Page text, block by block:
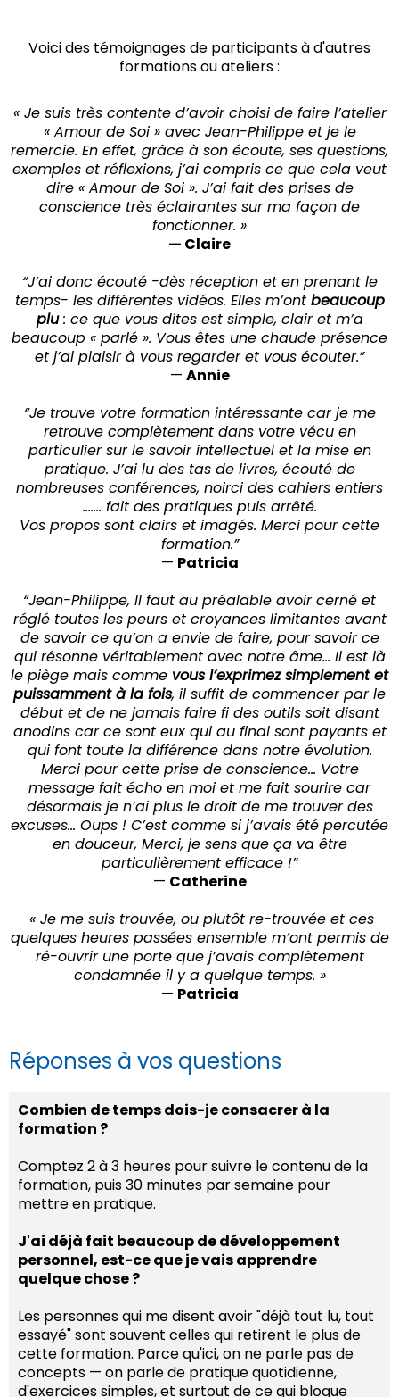
Voici des témoignages de participants à d'autres
formations ou ateliers :
« Je suis très contente d’avoir choisi de faire l’atelier
« Amour de Soi » avec Jean-Philippe et je le
remercie. En effet, grâce à son écoute, ses questions,
exemples et réflexions, j’ai compris ce que cela veut
dire « Amour de Soi ». J’ai fait des prises de
conscience très éclairantes sur ma façon de
fonctionner. »
— Claire
“J’ai donc écouté -dès réception et en prenant le
temps- les différentes vidéos. Elles m’ont beaucoup
plu: ce que vous dites est simple, clair et m’a
beaucoup « parlé ». Vous êtes une chaude présence
et j’ai plaisir à vous regarder et vous écouter.”
— Annie
“Je trouve votre formation intéressante car je me
retrouve complètement dans votre vécu en
particulier sur le savoir intellectuel et la mise en
pratique. J’ai lu des tas de livres, écouté de
nombreuses conférences, noirci des cahiers entiers
……. fait des pratiques puis arrêté.
Vos propos sont clairs et imagés. Merci pour cette
formation.”
— Patricia
“Jean-Philippe, Il faut au préalable avoir cerné et
réglé toutes les peurs et croyances limitantes avant
de savoir ce qu’on a envie de faire, pour savoir ce
qui résonne véritablement avec notre âme… Il est là
le piège mais comme vous l’exprimez simplement et
puissamment à la fois, il suffit de commencer par le
début et de ne jamais faire fi des outils soit disant
anodins car ce sont eux qui au final sont payants et
qui font toute la différence dans notre évolution.
Merci pour cette prise de conscience… Votre
message fait écho en moi et me fait sourire car
désormais je n’ai plus le droit de me trouver des
excuses… Oups ! C’est comme si j’avais été percutée
en douceur, Merci, je sens que ça va être
particulièrement efficace !”
— Catherine
« Je me suis trouvée, ou plutôt re-trouvée et ces
quelques heures passées ensemble m’ont permis de
ré-ouvrir une porte que j’avais complètement
condamnée il y a quelque temps. »
— Patricia
Réponses à vos questions
Combien de temps dois-je consacrer à la
formation ?
Comptez 2 à 3 heures pour suivre le contenu de la
formation, puis 30 minutes par semaine pour
mettre en pratique.
J'ai déjà fait beaucoup de développement
personnel, est-ce que je vais apprendre
quelque chose ?
Les personnes qui me disent avoir "déjà tout lu, tout
essayé" sont souvent celles qui retirent le plus de
cette formation. Parce qu'ici, on ne parle pas de
concepts — on parle de pratique quotidienne,
d'exercices simples, et surtout de ce qui bloque